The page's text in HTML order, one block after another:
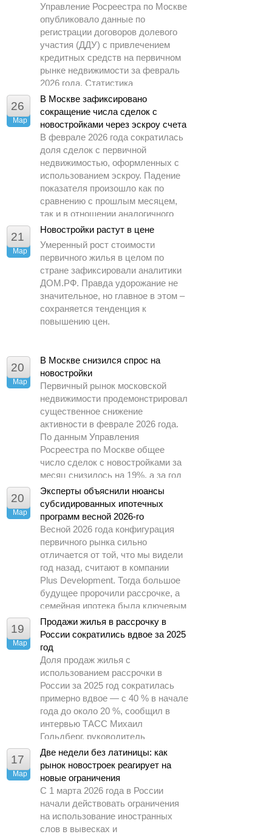
Управление Росреестра по Москве
опубликовало данные по
регистрации договоров долевого
участия (ДДУ) с привлечением
кредитных средств на первичном
рынке недвижимости за февраль
2026 года. Статистика
демонстрирует заметное
охлаждение спроса по сравнению
с предыдущими периодами.
26
Мар
В Москве зафиксировано
сокращение числа сделок с
новостройками через эскроу счета
В феврале 2026 года сократилась
доля сделок с первичной
недвижимостью, оформленных с
использованием эскроу. Падение
показателя произошло как по
сравнению с прошлым месяцем,
так и в отношении аналогичного
периода 2025 года.
21
Мар
Новостройки растут в цене
Умеренный рост стоимости
первичного жилья в целом по
стране зафиксировали аналитики
ДОМ.РФ. Правда удорожание не
значительное, но главное в этом –
сохраняется тенденция к
повышению цен.
20
Мар
В Москве снизился спрос на
новостройки
Первичный рынок московской
недвижимости продемонстрировал
существенное снижение
активности в феврале 2026 года.
По данным Управления
Росреестра по Москве общее
число сделок с новостройками за
месяц снизилось на 19%, а за год
– почти в 1,5 раза.
20
Мар
Эксперты объяснили нюансы
субсидированных ипотечных
программ весной 2026-го
Весной 2026 года конфигурация
первичного рынка сильно
отличается от той, что мы видели
год назад, считают в компании
Plus Development. Тогда большое
будущее пророчили рассрочке, а
семейная ипотека была ключевым
драйвером спроса.
19
Мар
Продажи жилья в рассрочку в
России сократились вдвое за 2025
год
Доля продаж жилья с
использованием рассрочки в
России за 2025 год сократилась
примерно вдвое — с 40 % в начале
года до около 20 %, сообщил в
интервью ТАСС Михаил
Гольдберг, руководитель
аналитического центра ДОМ.РФ.
17
Мар
Две недели без латиницы: как
рынок новостроек реагирует на
новые ограничения
С 1 марта 2026 года в России
начали действовать ограничения
на использование иностранных
слов в вывесках и